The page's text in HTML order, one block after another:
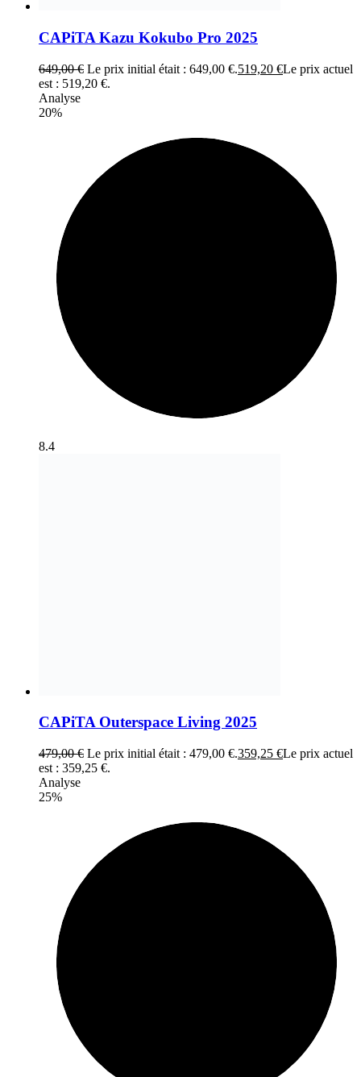
CAPiTA Kazu Kokubo Pro 2025
649,00€ Le prix initial était : 649,00 €.519,20 €Le prix actuel
est : 519,20 €.
Analyse
20%
8.4
CAPiTA Outerspace Living 2025
479,00€ Le prix initial était : 479,00 €.359,25 €Le prix actuel
est : 359,25 €.
Analyse
25%